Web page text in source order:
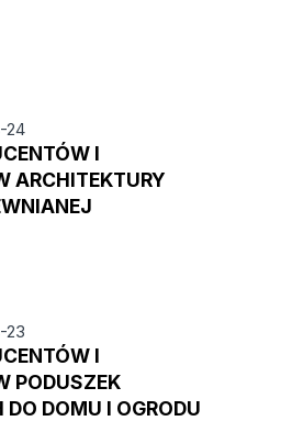
24
I
ARCHITEKTURY
23
I
PODUSZEK
DOMU I OGRODU